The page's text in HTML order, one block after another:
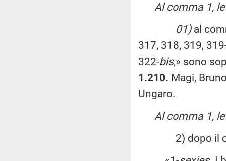
Al comma 1,
01)al
317, 318, 319,
322-bis,» sono
1.210. Magi,
Ungaro.
Al comma 1,
2) dopo il